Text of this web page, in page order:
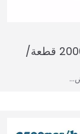
ماكينة صناعة أطباق البيض بقدرة إنتاجية 2000 قطعة/